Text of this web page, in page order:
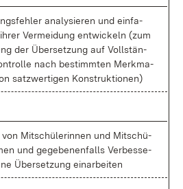
ana­ly­sie­ren und ein­fa­
Ver­mei­dung ent­wi­ckeln (zum
der Über­set­zung auf Voll­stän­
nach be­stimm­ten Merk­ma­
satz­wer­ti­gen Kon­struk­tio­nen)
von Mit­schü­le­rin­nen und Mit­schü­
und ge­ge­be­nen­falls Ver­bes­se­
Über­set­zung ein­ar­bei­ten